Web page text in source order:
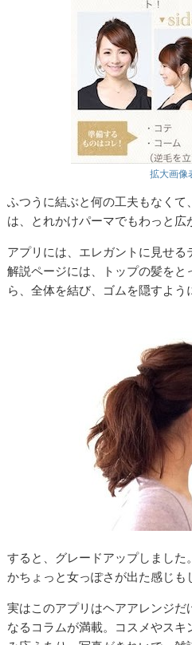
拡大画像
ふつうに結ぶと何の工夫もなくて
は、とれかけパーマでもわっと広
アプリには、エレガントに見せる
解説ページには、トップの髪を
ら、全体を結び、ゴムを隠すよう
すると、グレードアップしまし
かちょっと女っぽさが出た感じも
実はこのアプリはヘアアレンジだ
なるコラムが満載。コスメやス